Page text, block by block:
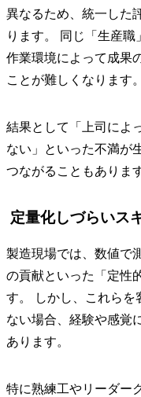
異なるため、統一した
ります。 同じ「生産
作業環境によって成果
ことが難しくなります。
結果として「上司によ
ない」といった不満が
つながることもあります
定量化しづらいス
製造現場では、数値で
の貢献といった「定性
す。 しかし、これらを
ない場合、経験や感覚
あります。
特に熟練工やリーダー